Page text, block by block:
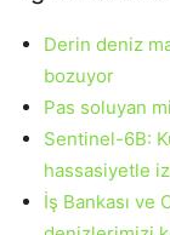
Derin deniz
bozuyor
Pas soluyan
Sentinel-6B:
hassasiyetle
İş Bankası ve